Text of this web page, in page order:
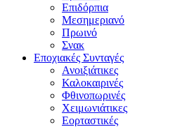
Επιδόρπια
Μεσημεριανό
Πρωινό
Σνακ
Εποχιακές Συνταγές
Ανοιξιάτικες
Καλοκαιρινές
Φθινοπωρινές
Χειμωνιάτικες
Εορταστικές